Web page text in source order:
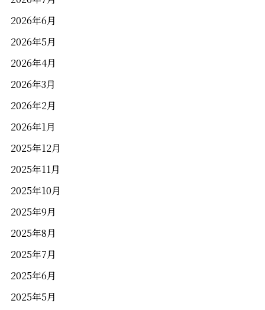
2026年6月
2026年5月
2026年4月
2026年3月
2026年2月
2026年1月
2025年12月
2025年11月
2025年10月
2025年9月
2025年8月
2025年7月
2025年6月
2025年5月